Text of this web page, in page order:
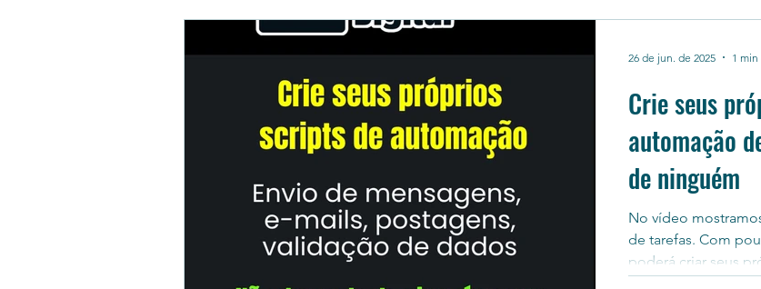
Crie seus
automação
de ninguém
No vídeo
de tarefas. Com
poderá criar seus
26 de jun. de 2025 1